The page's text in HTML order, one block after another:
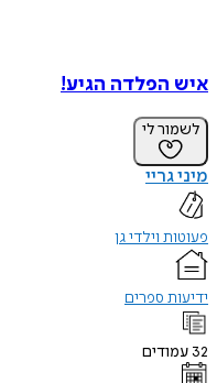
איש הפלדה הגיע!
לשמור לי
מיני גריי
פעוטות וילדי גן
ידיעות ספרים
32 עמודים